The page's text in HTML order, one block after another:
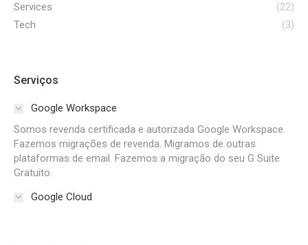
Services
(22)
Tech
(3)
Serviços
Google Workspace
Somos revenda certificada e autorizada Google Workspace.
Fazemos migrações de revenda. Migramos de outras
plataformas de email. Fazemos a migração do seu G Suite
Gratuito.
Google Cloud